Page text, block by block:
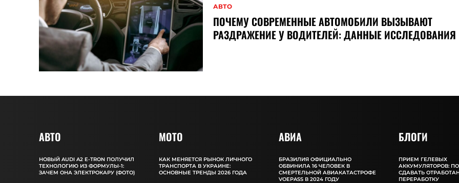
АВТО
ПОЧЕМУ СОВРЕМЕННЫЕ АВТОМОБИЛИ ВЫЗЫВАЮТ
РАЗДРАЖЕНИЕ У ВОДИТЕЛЕЙ: ДАННЫЕ ИССЛЕДОВАНИЯ
АВТО
НОВЫЙ AUDI A2 E-TRON ПОЛУЧИЛ
ТЕХНОЛОГИЮ ИЗ ФОРМУЛЫ-1:
ЗАЧЕМ ОНА ЭЛЕКТРОКАРУ (ФОТО)
MOTO
КАК МЕНЯЕТСЯ РЫНОК ЛИЧНОГО
ТРАНСПОРТА В УКРАИНЕ:
ОСНОВНЫЕ ТРЕНДЫ 2026 ГОДА
АВИА
БРАЗИЛИЯ ОФИЦИАЛЬНО
ОБВИНИЛА 16 ЧЕЛОВЕК В
СМЕРТЕЛЬНОЙ АВИАКАТАСТРОФЕ
VOEPASS В 2024 ГОДУ
БЛОГИ
ПРИЕМ ГЕЛЕВЫХ
АККУМУЛЯТОРОВ:
СДАВАТЬ
ПЕРЕРАБОТКУ